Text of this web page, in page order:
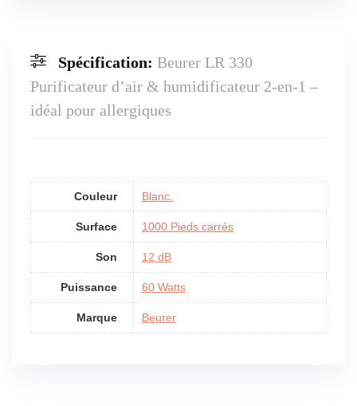
Spécification: Beurer LR 330
Purificateur d’air & humidificateur 2-en-1 –
idéal pour allergiques
Couleur Blanc.
Surface 1000 Pieds carrés
Son 12 dB
Puissance 60 Watts
Marque Beurer